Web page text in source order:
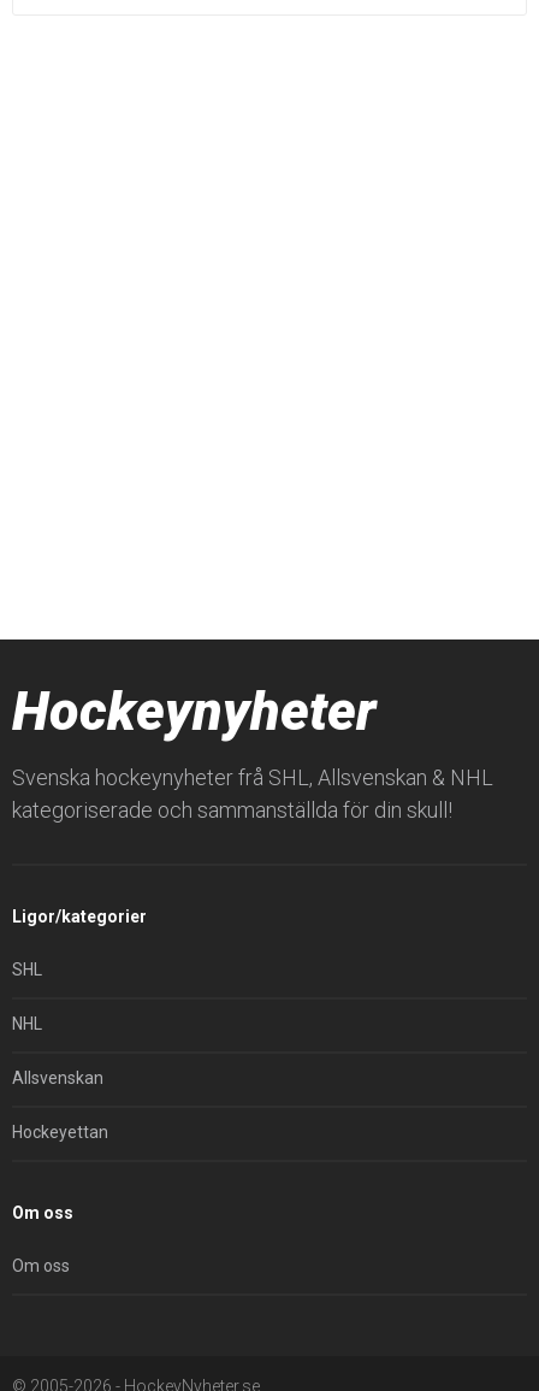
Hockeynyheter
Svenska hockeynyheter frå SHL, Allsvenskan & NHL
kategoriserade och sammanställda för din skull!
Ligor/kategorier
SHL
NHL
Allsvenskan
Hockeyettan
Om oss
Om oss
© 2005-2026 - HockeyNyheter.se